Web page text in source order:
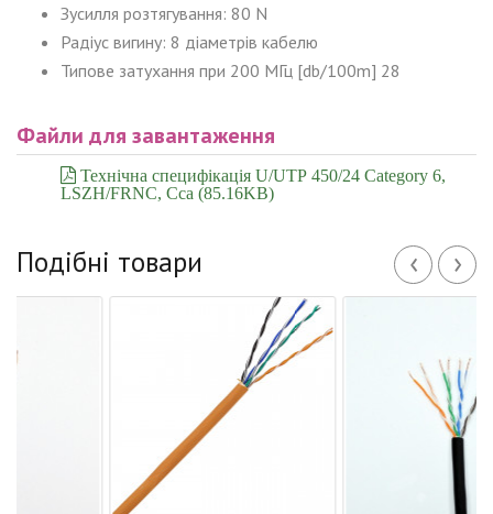
Зусилля розтягування: 80 N
Радіус вигину: 8 діаметрів кабелю
Типове затухання при 200 МГц [db/100m] 28
Файли для завантаження
Технічна специфікація U/UTP 450/24 Category 6,
LSZH/FRNC, Cca (85.16KB)
Подібні товари ‹ ›